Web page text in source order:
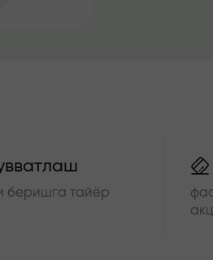
беришга тайёр